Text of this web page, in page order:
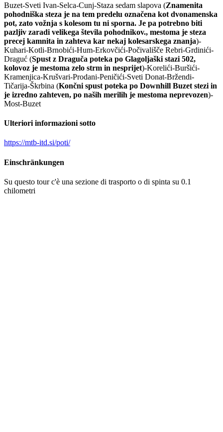
Buzet-Sveti Ivan-Selca-Cunj-Staza sedam slapova (Znamenita
pohodniška steza je na tem predelu označena kot dvonamenska
pot, zato vožnja s kolesom tu ni sporna. Je pa potrebno biti
pazljiv zaradi velikega števila pohodnikov., mestoma je steza
precej kamnita in zahteva kar nekaj kolesarskega znanja)-
Kuhari-Kotli-Brnobići-Hum-Erkovčići-Počivališče Rebri-Grdinići-
Draguć (Spust z Draguča poteka po Glagoljaški stazi 502,
kolovoz je mestoma zelo strm in nesprijet)-Korelići-Buršići-
Kramenjica-Krušvari-Prodani-Peničići-Sveti Donat-Bržendi-
Tičarija-Škrbina (Končni spust poteka po Downhill Buzet stezi in
je izredno zahteven, po naših merilih je mestoma neprevozen)-
Most-Buzet
Ulteriori informazioni sotto
https://mtb-itd.si/poti/
Einschränkungen
Su questo tour c'è una sezione di trasporto o di spinta su 0.1
chilometri